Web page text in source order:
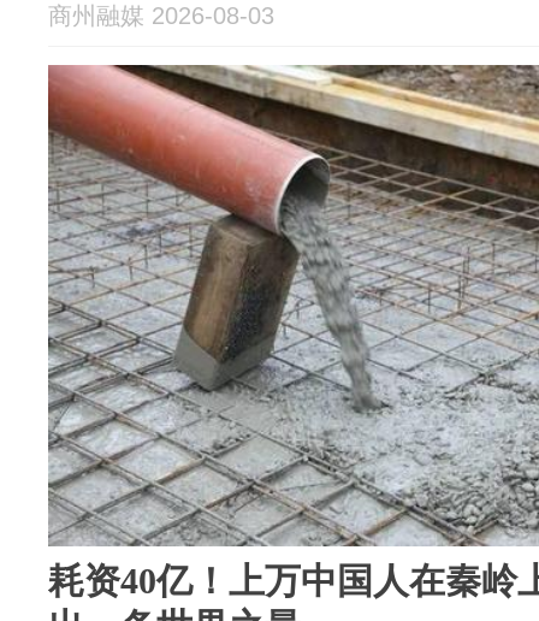
商州融媒 2026-08-03
耗资40亿！上万中国人在秦岭